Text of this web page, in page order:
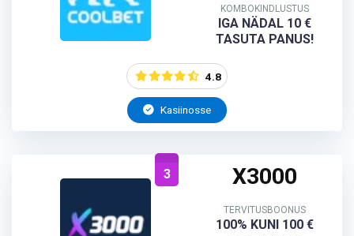
KOMBOKINDLUSTUS
IGA NÄDAL 10 €
TASUTA PANUS!
4.8
Kasiinosse
3 X3000
TERVITUSBOONUS
100% KUNI 100 €